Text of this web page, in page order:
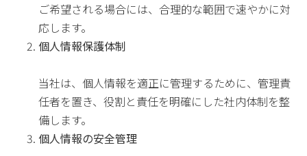
ご希望される場合には、合理的な範囲で速やかに対
応します。
個人情報保護体制
当社は、個人情報を適正に管理するために、管理責
任者を置き、役割と責任を明確にした社内体制を整
備します。
個人情報の安全管理